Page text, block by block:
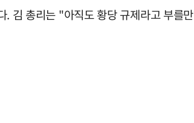
김 총리는 "아직도 황당 규제라고 부